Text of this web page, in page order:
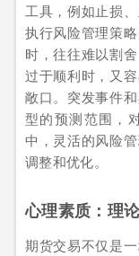
工具，例如止损
执行风险管理策
时，往往难以割
过于顺利时，又
敞口。突发事件
型的预测范围，
中，灵活的风险
调整和优化。
心理素质：理
期货交易不仅是